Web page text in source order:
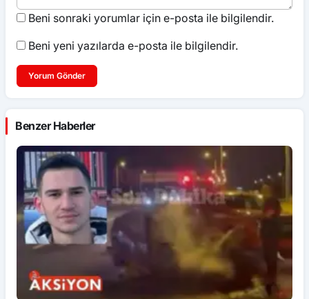
Beni sonraki yorumlar için e-posta ile bilgilendir.
Beni yeni yazılarda e-posta ile bilgilendir.
Yorum Gönder
Benzer Haberler